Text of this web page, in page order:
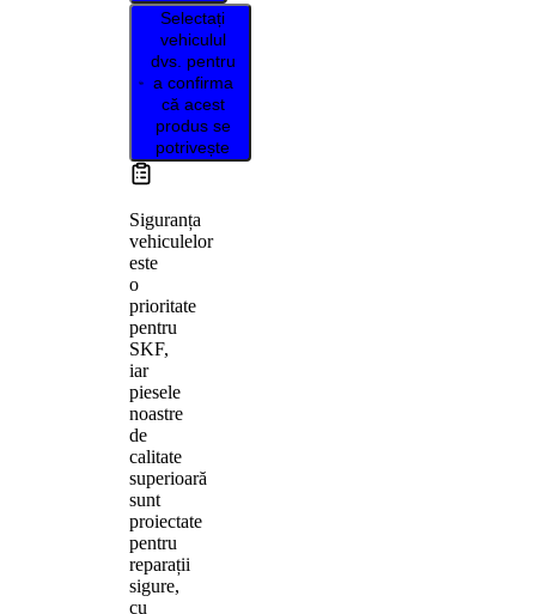
Selectați
vehiculul
dvs. pentru
a confirma
că acest
produs se
potrivește
Siguranța
vehiculelor
este
o
prioritate
pentru
SKF,
iar
piesele
noastre
de
calitate
superioară
sunt
proiectate
pentru
reparații
sigure,
cu